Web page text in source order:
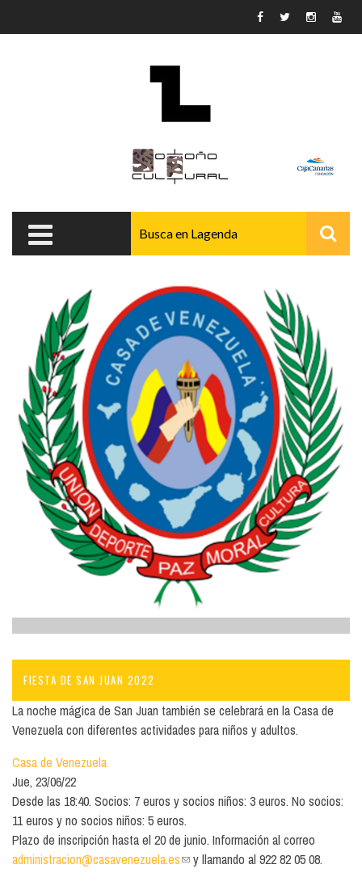
FIESTA DE SAN JUAN 2022
La noche mágica de San Juan también se celebrará en la Casa de
Venezuela con diferentes actividades para niños y adultos.
Casa de Venezuela
Jue, 23/06/22
Desde las 18:40. Socios: 7 euros y socios niños: 3 euros. No socios:
11 euros y no socios niños: 5 euros.
Plazo de inscripción hasta el 20 de junio. Información al correo
administracion@casavenezuela.es(link sends e-mail)
y llamando al 922 82 05 08.